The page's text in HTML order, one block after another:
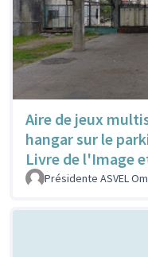
Aire de jeux
hangar sur le
Livre de l'Image
Présidente ASVEL